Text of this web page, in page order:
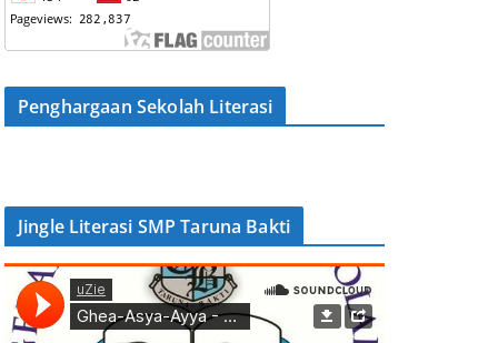
Penghargaan Sekolah Literasi
Jingle Literasi SMP Taruna Bakti